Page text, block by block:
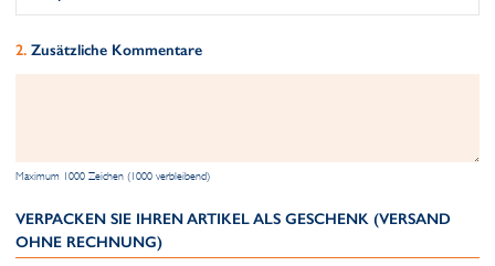
Zusätzliche Kommentare
Maximum 1000 Zeichen (1000 verbleibend)
VERPACKEN SIE IHREN ARTIKEL ALS GESCHENK (VERSAND
OHNE RECHNUNG)